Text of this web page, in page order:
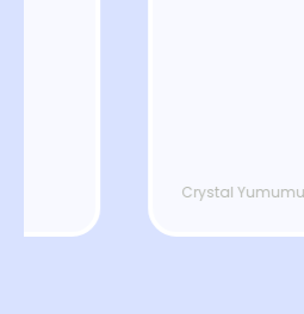
Crystal Yumumu